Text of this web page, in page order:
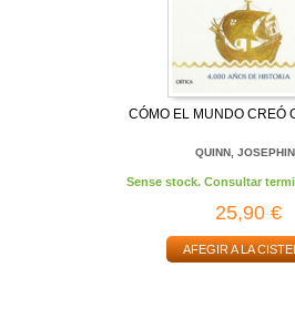
CÓMO EL MUNDO CREÓ
QUINN,
Sense stock. Consultar
25,90 €
AFEGIR A LA